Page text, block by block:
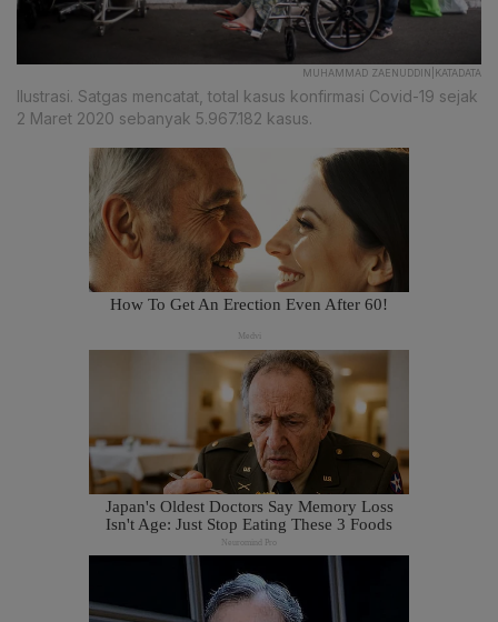
MUHAMMAD ZAENUDDIN|KATADATA
Ilustrasi. Satgas mencatat, total kasus konfirmasi Covid-19 sejak
2 Maret 2020 sebanyak 5.967.182 kasus.